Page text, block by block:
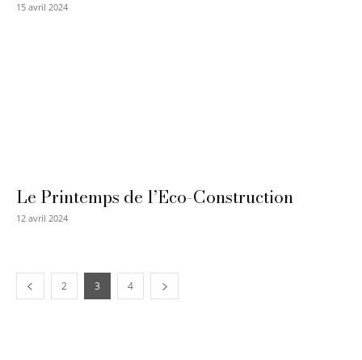
15 avril 2024
Le Printemps de l’Eco-Construction
12 avril 2024
2 3 4